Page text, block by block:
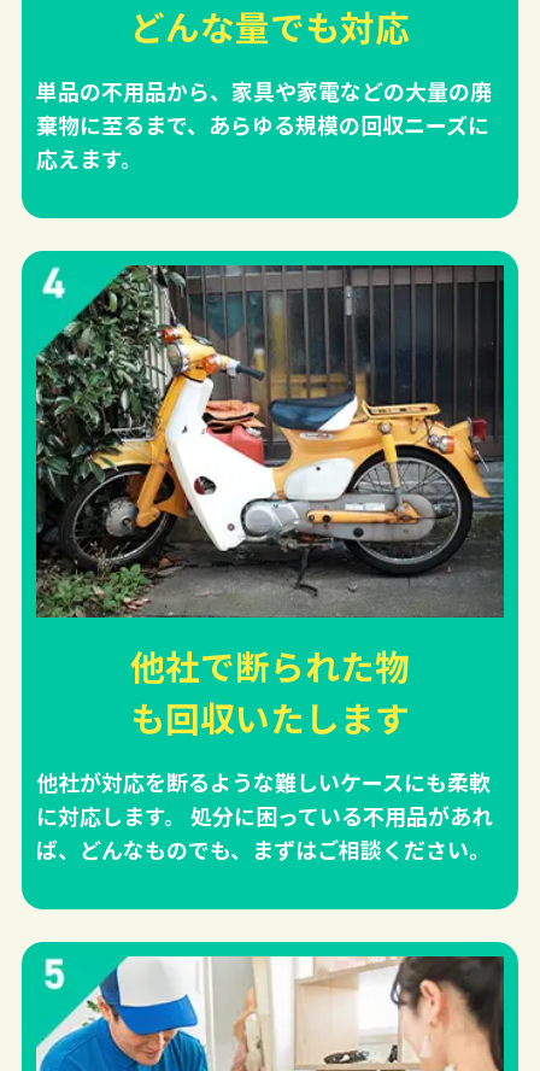
どんな量でも対応
単品の不用品から、家具や家電などの大量の廃
棄物に至るまで、あらゆる規模の回収ニーズに
応えます。
他社で断られた物
も回収いたします
他社が対応を断るような難しいケースにも柔軟
に対応します。 処分に困っている不用品があれ
ば、どんなものでも、まずはご相談ください。